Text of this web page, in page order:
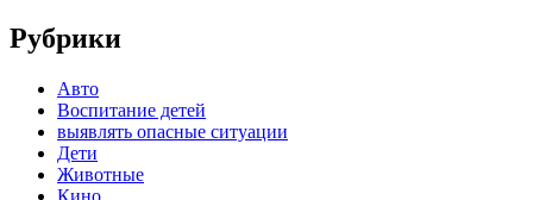
Рубрики
Авто
Воспитание детей
выявлять опасные ситуации
Дети
Животные